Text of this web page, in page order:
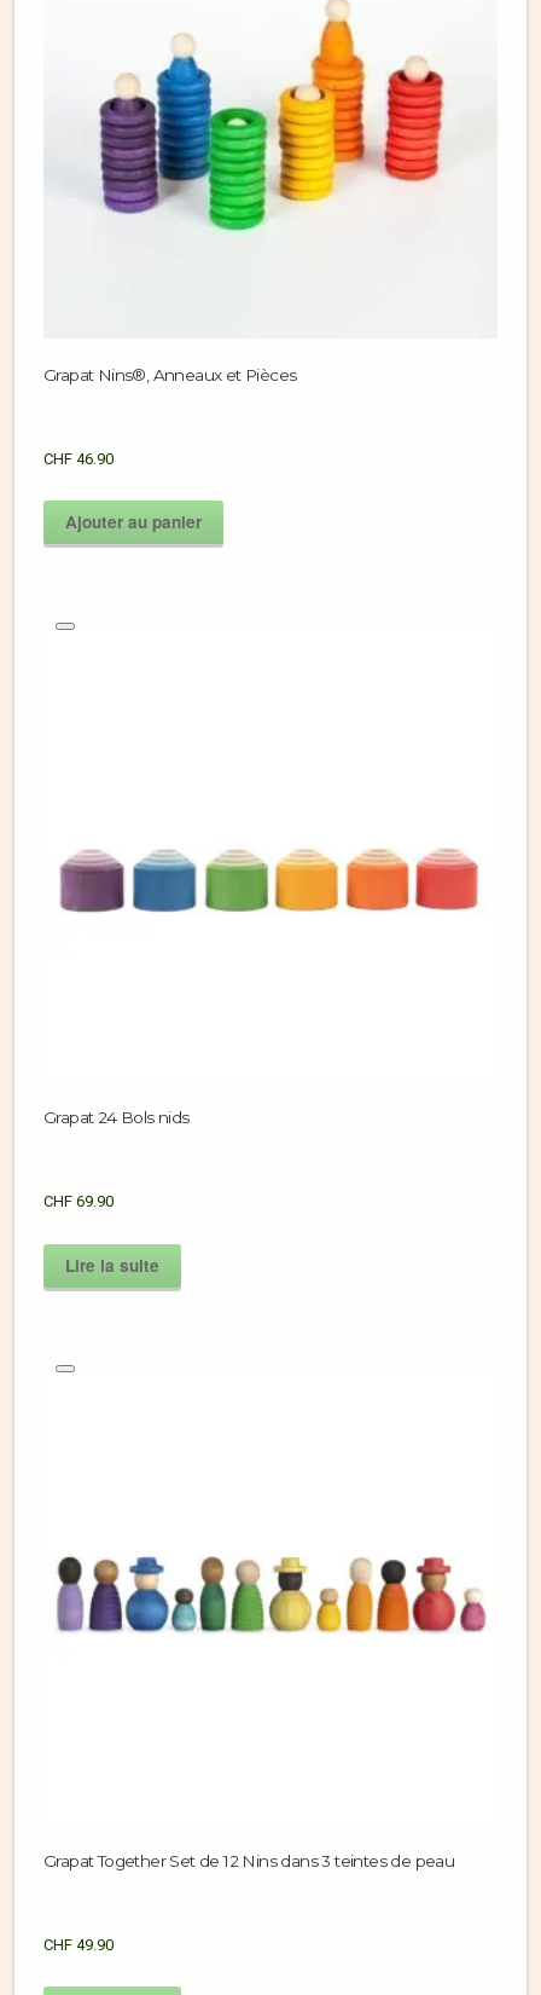
Grapat Nins®, Anneaux et Pièces
CHF 46.90
Ajouter au panier
Grapat 24 Bols nids
CHF 69.90
Lire la suite
Grapat Together Set de 12 Nins dans 3 teintes de peau
CHF 49.90